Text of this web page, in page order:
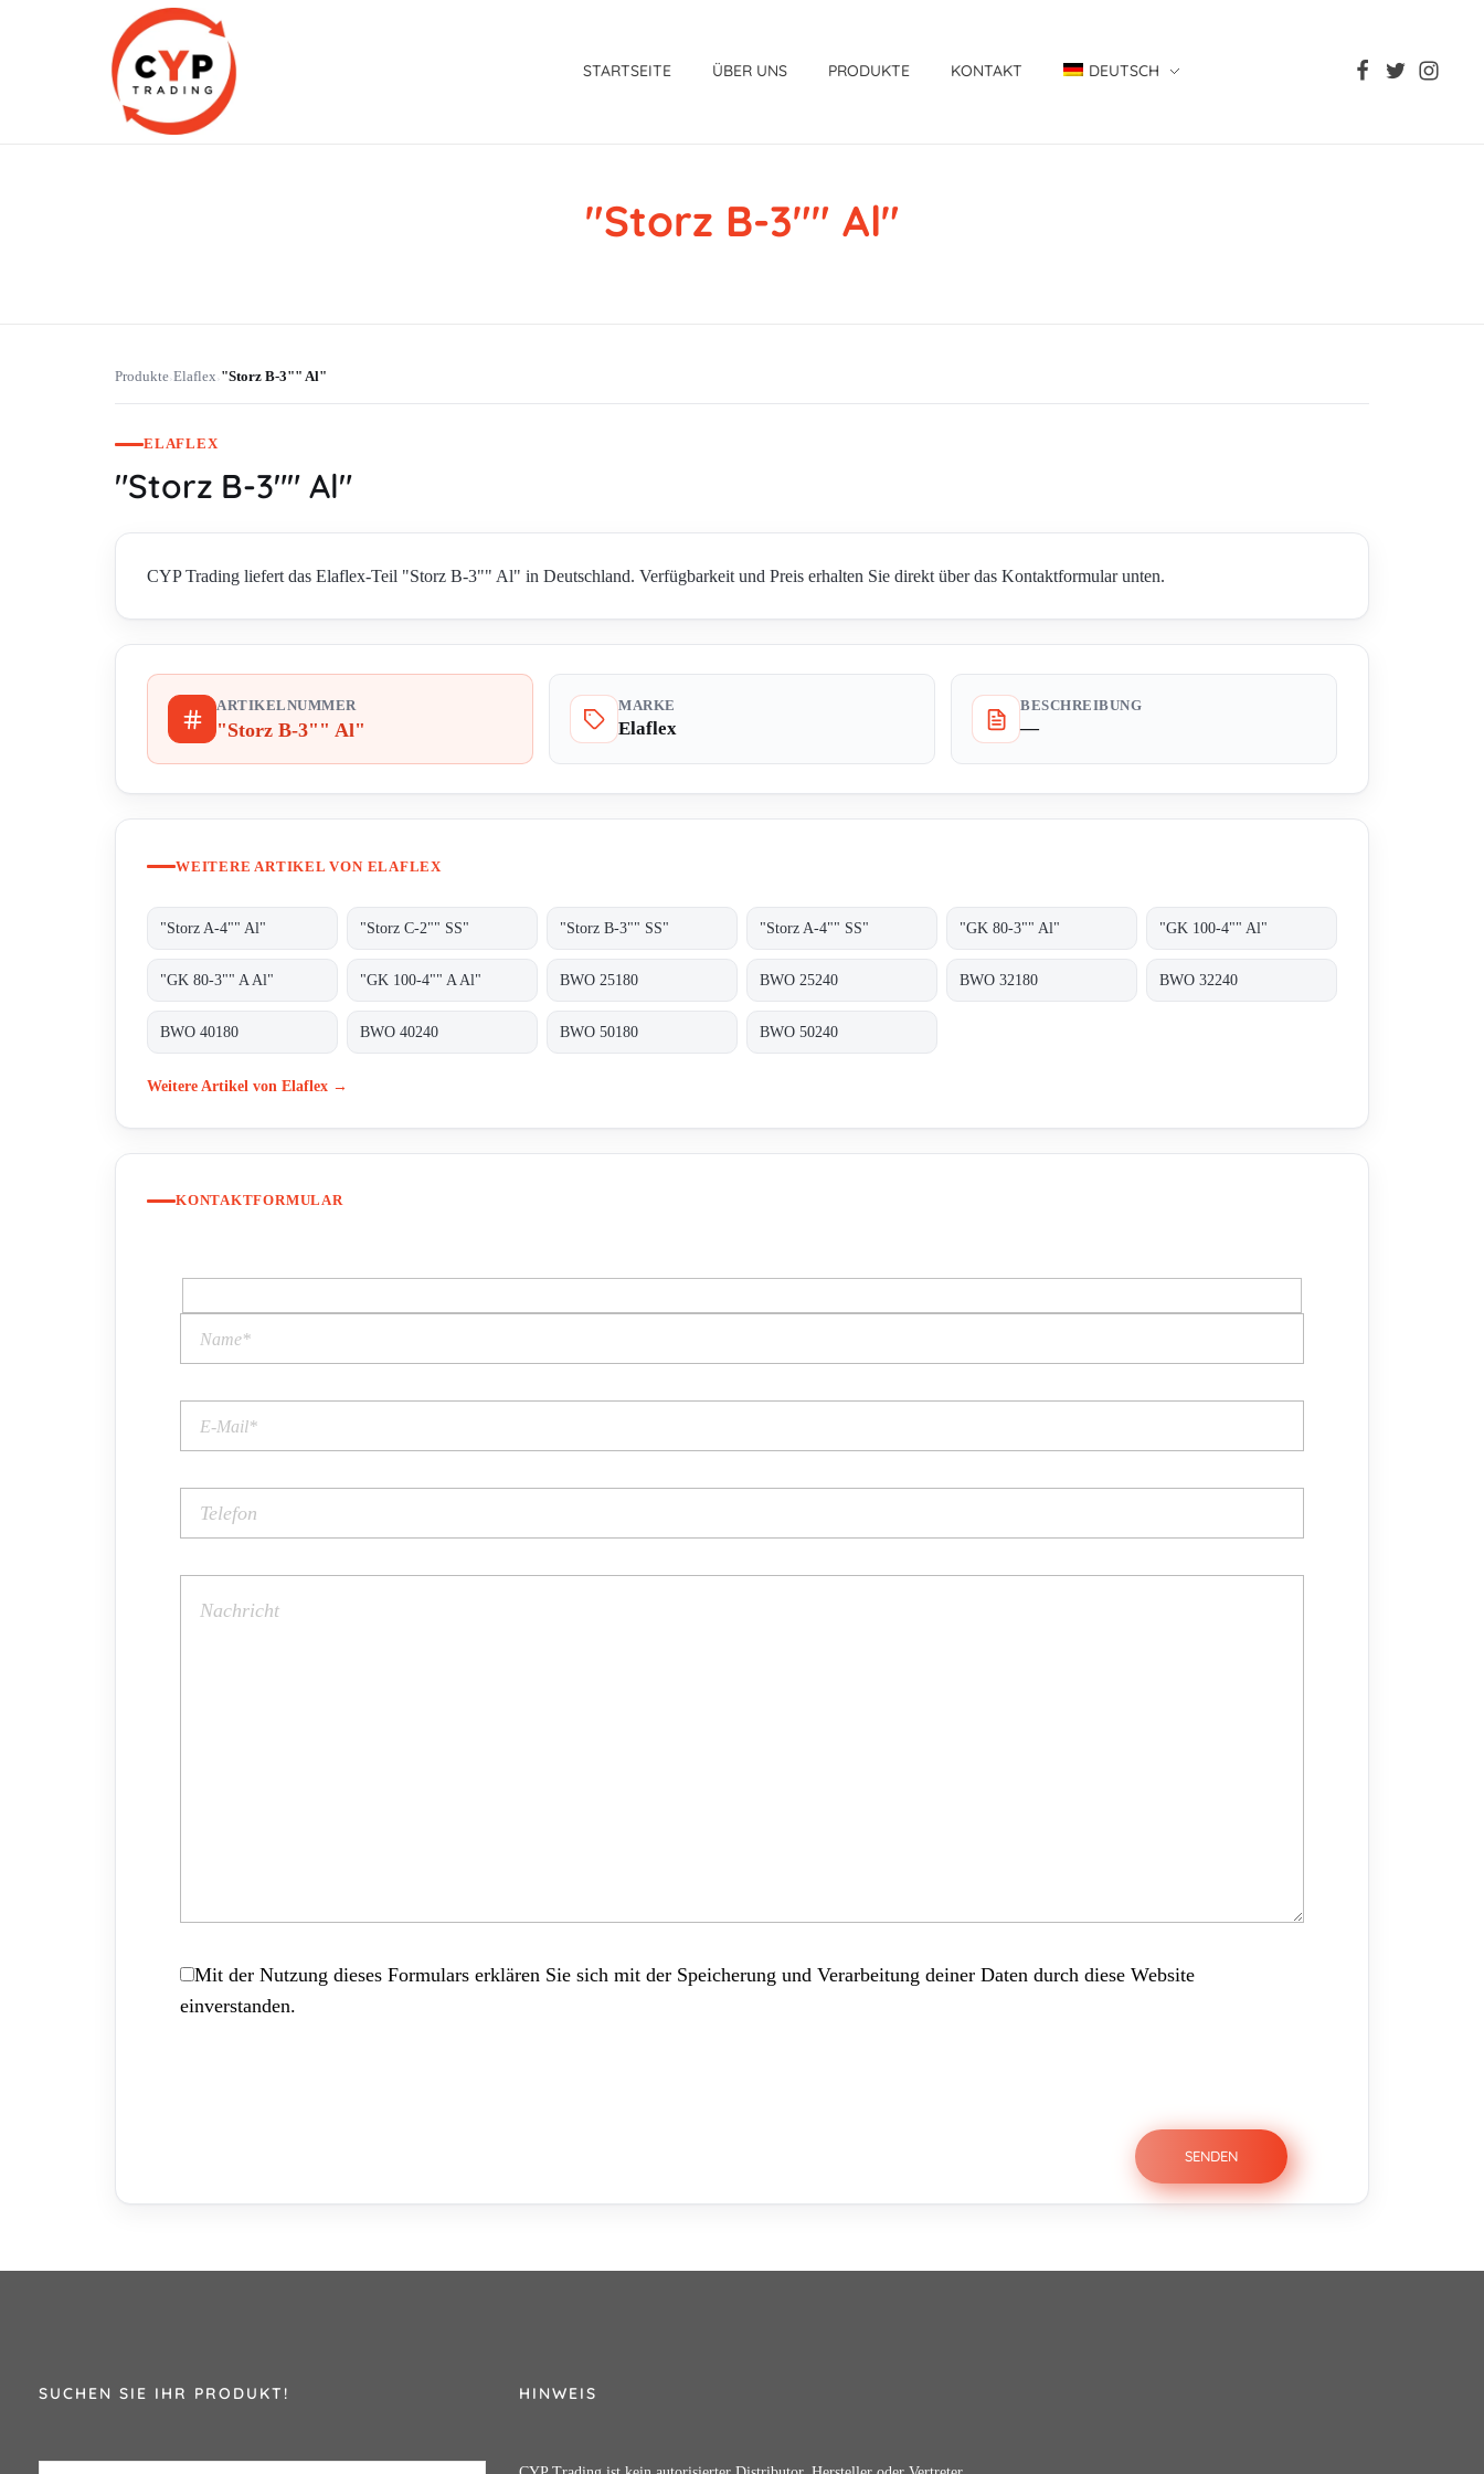
STARTSEITE ÜBER UNS PRODUKTE KONTAKT DEUTSCH
"Storz B-3"" Al"
Produkte›Elaflex›"Storz B-3"" Al"
ELAFLEX
"Storz B-3"" Al"
CYP Trading liefert das Elaflex-Teil "Storz B-3"" Al" in Deutschland. Verfügbarkeit und Preis erhalten Sie direkt über das Kontaktformular unten.
ARTIKELNUMMER
"Storz B-3"" Al"
MARKE
Elaflex
BESCHREIBUNG
—
WEITERE ARTIKEL VON ELAFLEX
"Storz A-4"" Al" "Storz C-2"" SS" "Storz B-3"" SS" "Storz A-4"" SS" "GK 80-3"" Al" "GK 100-4"" Al"
"GK 80-3"" A Al" "GK 100-4"" A Al" BWO 25180 BWO 25240 BWO 32180 BWO 32240
BWO 40180 BWO 40240 BWO 50180 BWO 50240
Weitere Artikel von Elaflex →
KONTAKTFORMULAR
Mit der Nutzung dieses Formulars erklären Sie sich mit der Speicherung und Verarbeitung deiner Daten durch diese Website
einverstanden.
SUCHEN SIE IHR PRODUKT! HINWEIS